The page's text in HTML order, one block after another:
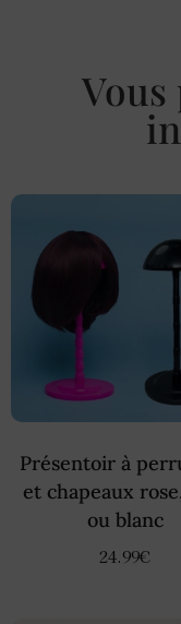
Présentoir à
et chapeaux
ou blanc
24.99€